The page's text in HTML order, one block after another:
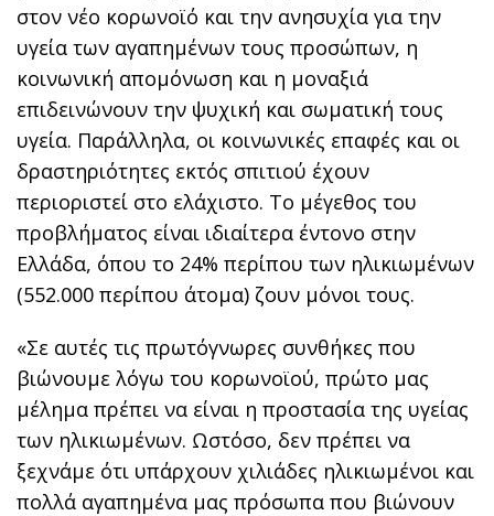
στον νέο κορωνοϊό και την ανησυχία για την
υγεία των αγαπημένων τους προσώπων, η
κοινωνική απομόνωση και η μοναξιά
επιδεινώνουν την ψυχική και σωματική τους
υγεία. Παράλληλα, οι κοινωνικές επαφές και οι
δραστηριότητες εκτός σπιτιού έχουν
περιοριστεί στο ελάχιστο. Το μέγεθος του
προβλήματος είναι ιδιαίτερα έντονο στην
Ελλάδα, όπου το 24% περίπου των ηλικιωμένων
(552.000 περίπου άτομα) ζουν μόνοι τους.
«Σε αυτές τις πρωτόγνωρες συνθήκες που
βιώνουμε λόγω του κορωνοϊού, πρώτο μας
μέλημα πρέπει να είναι η προστασία της υγείας
των ηλικιωμένων. Ωστόσο, δεν πρέπει να
ξεχνάμε ότι υπάρχουν χιλιάδες ηλικιωμένοι και
πολλά αγαπημένα μας πρόσωπα που βιώνουν